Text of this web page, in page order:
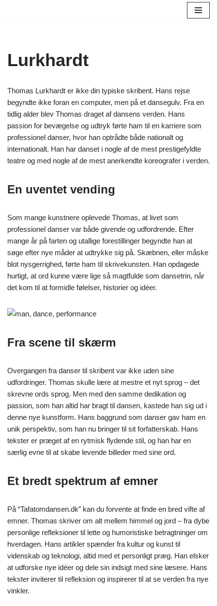
Lurkhardt
Thomas Lurkhardt er ikke din typiske skribent. Hans rejse
begyndte ikke foran en computer, men på et dansegulv. Fra en
tidlig alder blev Thomas draget af dansens verden. Hans
passion for bevægelse og udtryk førte ham til en karriere som
professionel danser, hvor han optrådte både nationalt og
internationalt. Han har danset i nogle af de mest prestigefyldte
teatre og med nogle af de mest anerkendte koreografer i verden.
En uventet vending
Som mange kunstnere oplevede Thomas, at livet som
professionel danser var både givende og udfordrende. Efter
mange år på farten og utallige forestillinger begyndte han at
søge efter nye måder at udtrykke sig på. Skæbnen, eller måske
blot nysgerrighed, førte ham til skrivekunsten. Han opdagede
hurtigt, at ord kunne være lige så magtfulde som dansetrin, når
det kom til at formidle følelser, historier og idéer.
Fra scene til skærm
Overgangen fra danser til skribent var ikke uden sine
udfordringer. Thomas skulle lære at mestre et nyt sprog – det
skrevne ords sprog. Men med den samme dedikation og
passion, som han altid har bragt til dansen, kastede han sig ud i
denne nye kunstform. Hans baggrund som danser gav ham en
unik perspektiv, som han nu bringer til sit forfatterskab. Hans
tekster er præget af en rytmisk flydende stil, og han har en
særlig evne til at skabe levende billeder med sine ord.
Et bredt spektrum af emner
På “Tafatomdansen.dk” kan du forvente at finde en bred vifte af
emner. Thomas skriver om alt mellem himmel og jord – fra dybe
personlige refleksioner til lette og humoristiske betragtninger om
hverdagen. Hans artikler spænder fra kultur og kunst til
videnskab og teknologi, altid med et personligt præg. Han elsker
at udforske nye idéer og dele sin indsigt med sine læsere. Hans
tekster inviterer til refleksion og inspirerer til at se verden fra nye
vinkler.